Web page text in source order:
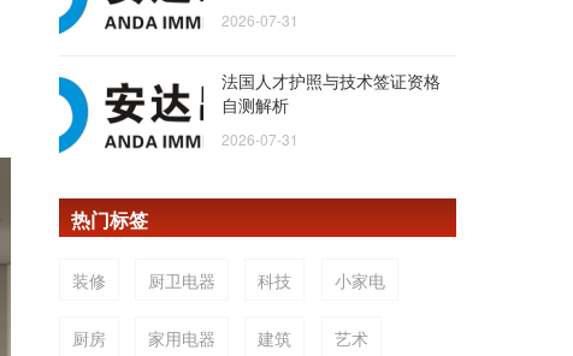
2026-07-31
法国人才护照与技术签证资格
自测解析
2026-07-31
热门标签
装修 厨卫电器 科技 小家电
厨房 家用电器 建筑 艺术